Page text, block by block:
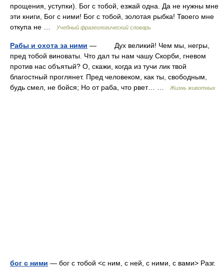
прощения, уступки). Бог с тобой, езжай одна. Да не нужны мне
эти книги, Бог с ними! Бог с тобой, золотая рыбка! Твоего мне
откупа не …
Учебный фразеологический словарь
Рабы и охота за ними — Дух великий! Чем мы, негры,
пред тобой виноваты. Что дал ты нам чашу Скорби, гневом
против нас объятый? О, скажи, когда из тучи лик твой
благостный проглянет. Пред человеком, как ты, свободным,
будь смел, не бойся; Но от раба, что рвет… …
Жизнь животных
бог с ними — бог с тобой <с ним, с ней, с ними, с вами> Разг.